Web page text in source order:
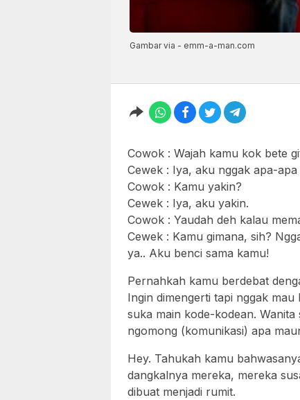
Gambar via - emm-a-man.com
Cowok : Wajah kamu kok bete
Cewek : Iya, aku nggak apa-apa
Cowok : Kamu yakin?
Cewek : Iya, aku yakin.
Cowok : Yaudah deh kalau
Cewek : Kamu gimana, sih?
ya.. Aku benci sama kamu!
Pernahkah kamu berdebat
Ingin dimengerti tapi nggak
suka main kode-kodean.
ngomong (komunikasi) apa
Hey. Tahukah kamu
dangkalnya mereka, mereka
dibuat menjadi rumit.